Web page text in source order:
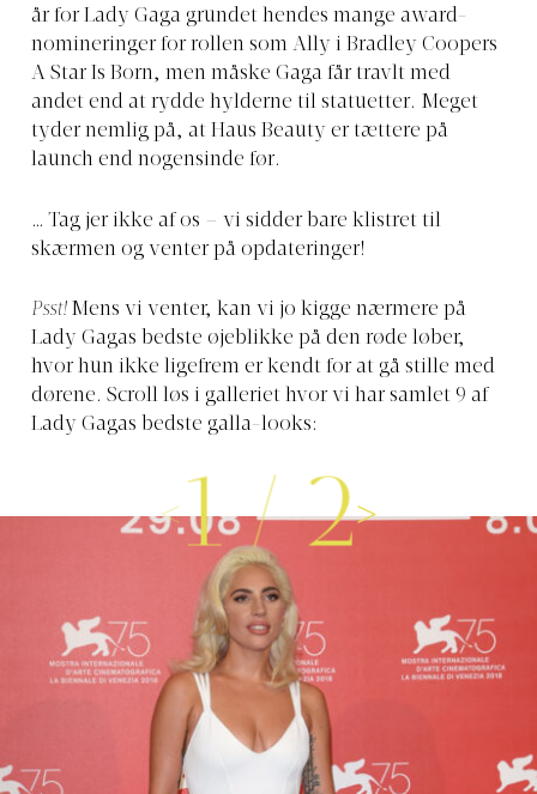
år for Lady Gaga grundet hendes mange award-
nomineringer for rollen som Ally i Bradley Coopers
A Star Is Born, men måske Gaga får travlt med
andet end at rydde hylderne til statuetter. Meget
tyder nemlig på, at Haus Beauty er tættere på
launch end nogensinde før.
… Tag jer ikke af os – vi sidder bare klistret til
skærmen og venter på opdateringer!
Psst! Mens vi venter, kan vi jo kigge nærmere på
Lady Gagas bedste øjeblikke på den røde løber,
hvor hun ikke ligefrem er kendt for at gå stille med
dørene. Scroll løs i galleriet hvor vi har samlet 9 af
Lady Gagas bedste galla-looks:
1/2